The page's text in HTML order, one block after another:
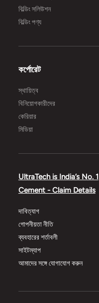
বিল্ডিং সলিউশন
বিল্ডিং পণ্য
কর্পোরেট
স্থায়িত্ব
বিনিয়োগকারীদের
কেরিয়ার
মিডিয়া
UltraTech is India’s No. 1
Cement - Claim Details
দাবিত্যাগ
গোপনীয়তা নীতি
ব্যবহারের শর্তাবলী
সাইটম্যাপ
আমাদের সঙ্গে যোগাযোগ করুন